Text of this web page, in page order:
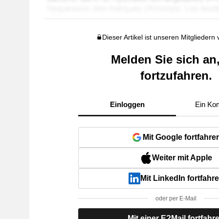
Dieser Artikel ist unseren Mitgliedern
Melden Sie sich
fortzufahren.
Einloggen Ein
Mit Google
Weiter mit Apple
Mit LinkedIn
oder per E-Mail